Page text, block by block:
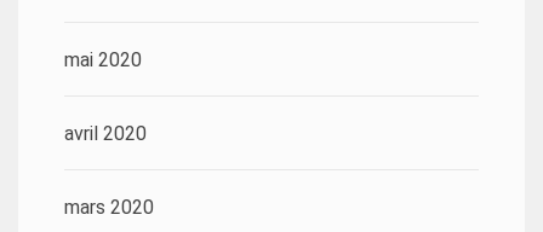
mai 2020
avril 2020
mars 2020